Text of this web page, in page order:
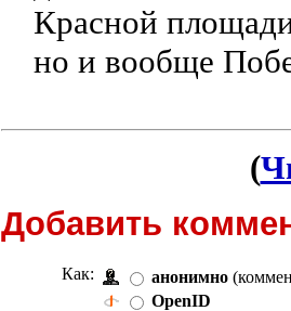
Красной
но и вообще
(
Добавить
Как: анонимно
OpenID